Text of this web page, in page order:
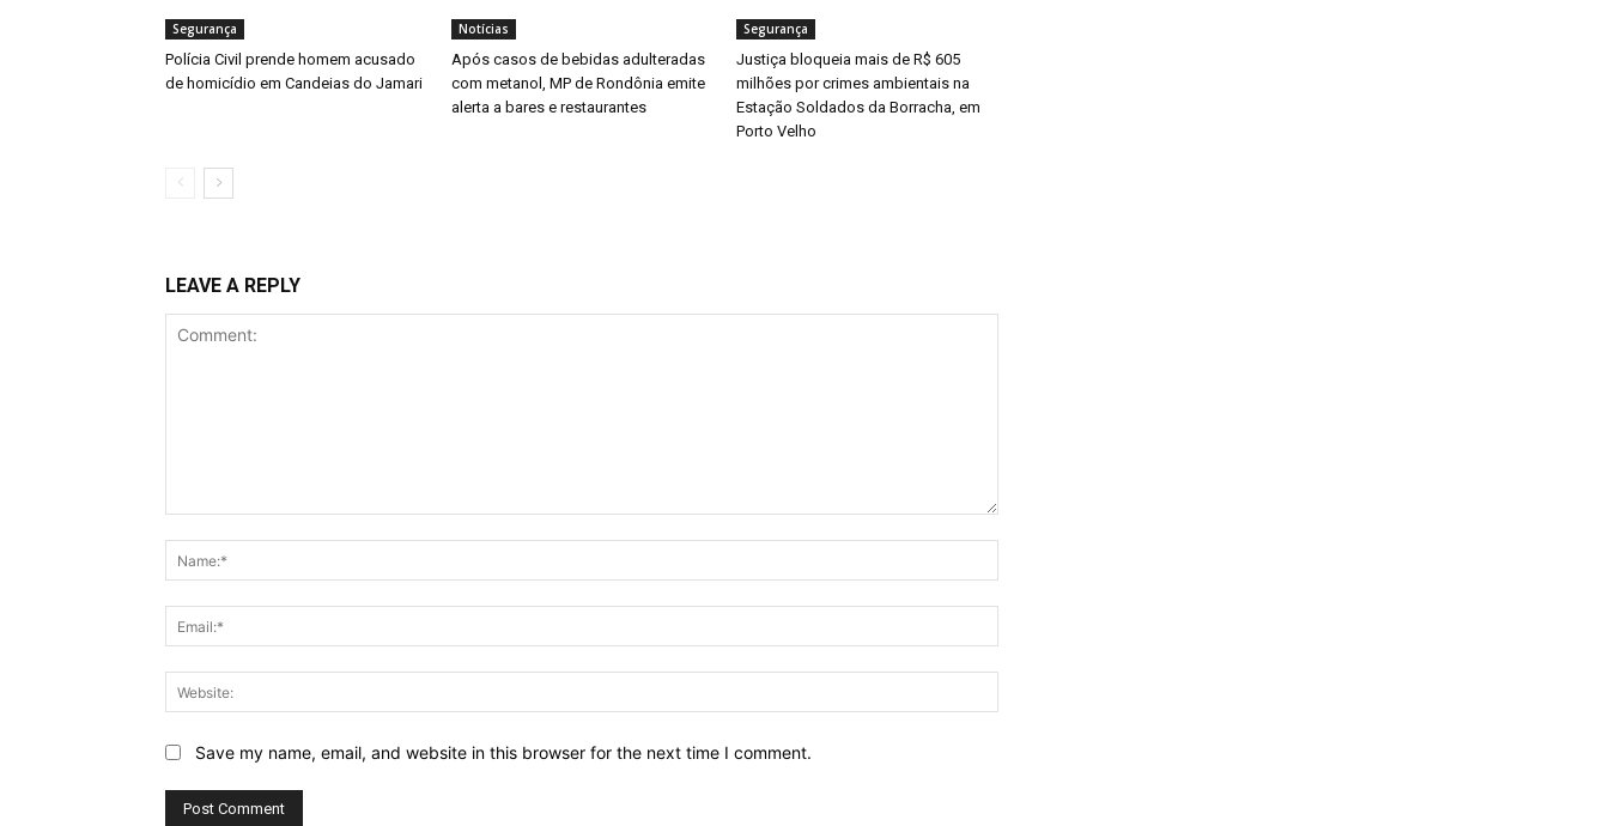
Segurança
Polícia Civil prende homem acusado
de homicídio em Candeias do Jamari
Notícias
Após casos de bebidas adulteradas
com metanol, MP de Rondônia emite
alerta a bares e restaurantes
Segurança
Justiça bloqueia mais de R$ 605
milhões por crimes ambientais na
Estação Soldados da Borracha, em
Porto Velho
LEAVE A REPLY
Save my name, email, and website in this browser for the next time I comment.